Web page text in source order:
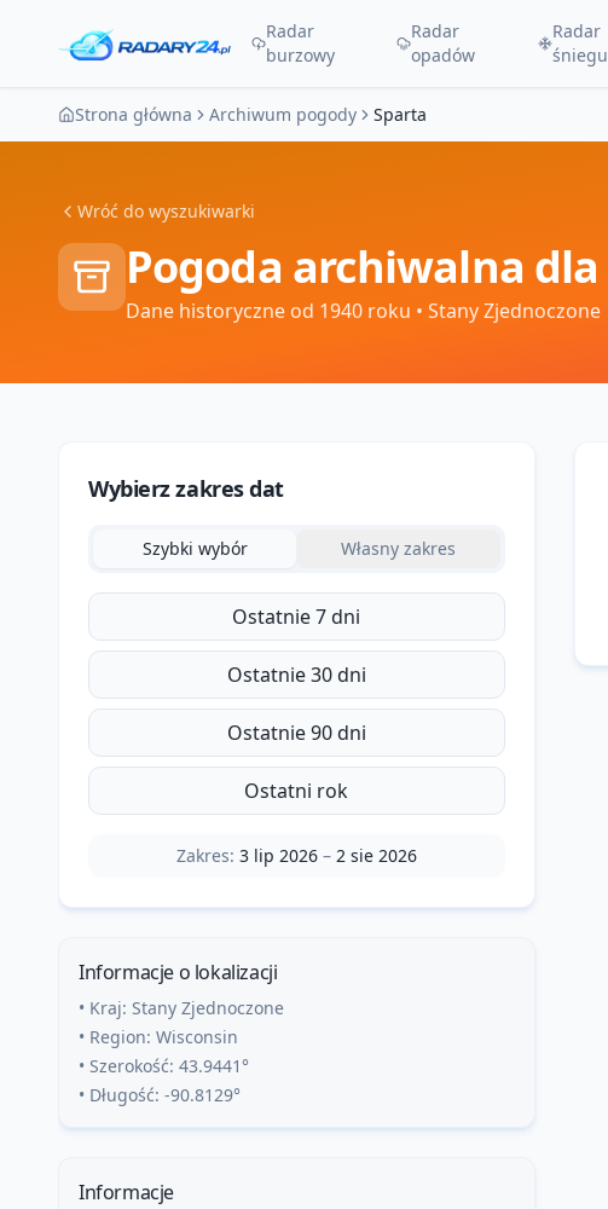
Radar
burzowy
Radar
opadów
Radar
śniegu
Strona główna Archiwum pogody Sparta
Wróć do wyszukiwarki
Pogoda archiwalna dla
Dane historyczne od 1940 roku • Stany Zjednoczone
Wybierz zakres dat
Szybki wybór Własny zakres
Ostatnie 7 dni
Ostatnie 30 dni
Ostatnie 90 dni
Ostatni rok
Zakres: 3 lip 2026– 2 sie 2026
Informacje o lokalizacji
• Kraj: Stany Zjednoczone
• Region: Wisconsin
• Szerokość: 43.9441°
• Długość: -90.8129°
Informacje